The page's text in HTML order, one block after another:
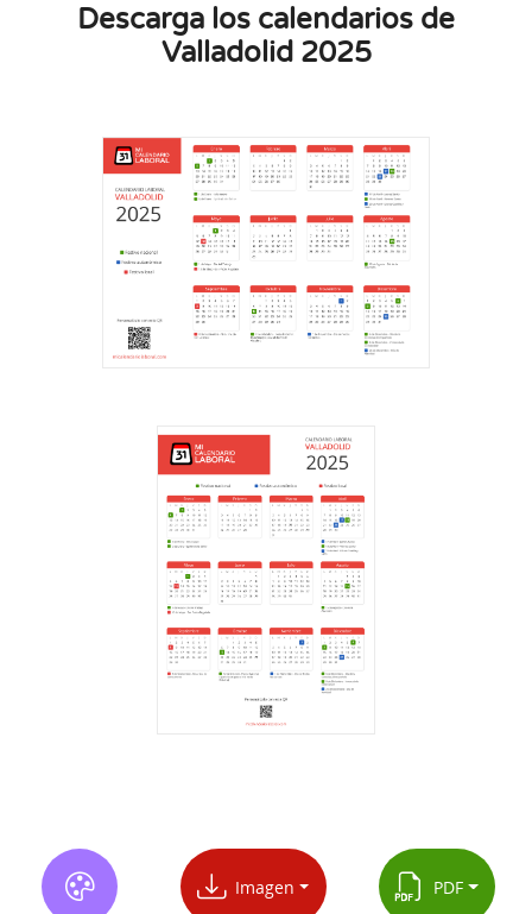
Descarga los calendarios de
Valladolid 2025
Imagen PDF